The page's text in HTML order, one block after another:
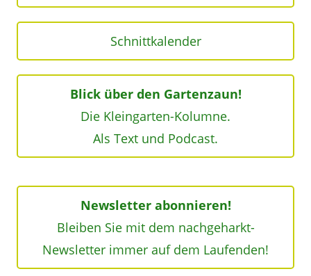
Schnittkalender
Blick über den Gartenzaun!
Die Kleingarten-Kolumne.
Als Text und Podcast.
Newsletter abonnieren!
Bleiben Sie mit dem nachgeharkt-
Newsletter immer auf dem Laufenden!